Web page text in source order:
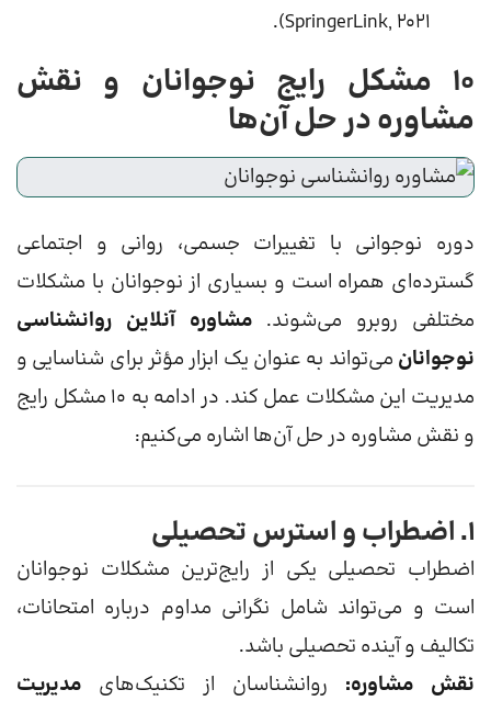
SpringerLink, 2021).
۱۰ مشکل رایج نوجوانان و نقش
مشاوره در حل آن‌ها
دوره نوجوانی با تغییرات جسمی، روانی و اجتماعی
گسترده‌ای همراه است و بسیاری از نوجوانان با مشکلات
مختلفی روبرو می‌شوند. مشاوره آنلاین روانشناسی
نوجوانان می‌تواند به عنوان یک ابزار مؤثر برای شناسایی و
مدیریت این مشکلات عمل کند. در ادامه به ۱۰ مشکل رایج
و نقش مشاوره در حل آن‌ها اشاره می‌کنیم:
۱. اضطراب و استرس تحصیلی
اضطراب تحصیلی یکی از رایج‌ترین مشکلات نوجوانان
است و می‌تواند شامل نگرانی مداوم درباره امتحانات،
تکالیف و آینده تحصیلی باشد.
نقش مشاوره: روانشناسان از تکنیک‌های مدیریت